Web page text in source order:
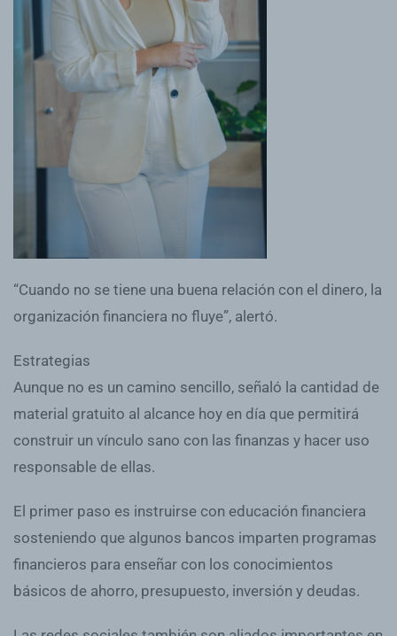
“Cuando no se tiene una buena relación con el dinero, la
organización financiera no fluye”, alertó.
Estrategias
Aunque no es un camino sencillo, señaló la cantidad de
material gratuito al alcance hoy en día que permitirá
construir un vínculo sano con las finanzas y hacer uso
responsable de ellas.
El primer paso es instruirse con educación financiera
sosteniendo que algunos bancos imparten programas
financieros para enseñar con los conocimientos
básicos de ahorro, presupuesto, inversión y deudas.